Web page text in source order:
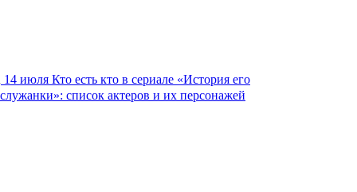
14 июля Кто есть кто в сериале «История его
служанки»: список актеров и их персонажей